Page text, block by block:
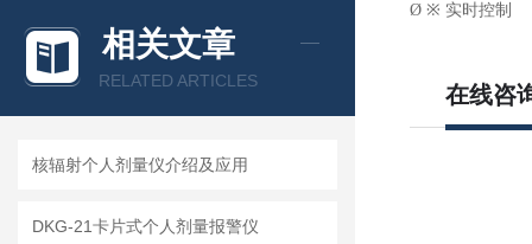
相关文章
RELATED ARTICLES
核辐射个人剂量仪介绍及应用
DKG-21卡片式个人剂量报警仪
Ø ※ 实时控制
在线咨